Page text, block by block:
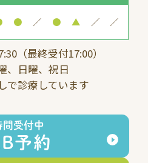
● ／ ● ▲ ／ ／
（最終受付17:00）
、日曜、祝日
で診療しています
間受付中
予約